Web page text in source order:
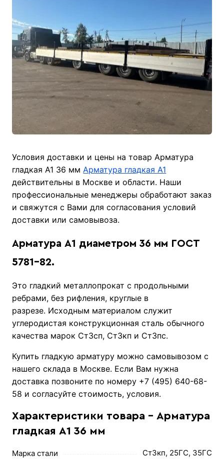
Условия доставки и цены на товар Арматура
гладкая А1 36 мм Арматура гладкая А1
действительны в Москве и области. Наши
профессиональные менеджеры обработают заказ
и свяжутся с Вами для согласования условий
доставки или самовывоза.
Арматура А1 диаметром 36 мм ГОСТ
5781-82.
Это гладкий металлопрокат с продольными
ребрами, без рифления, круглые в
разрезе. Исходным материалом служит
углеродистая конструкционная сталь обычного
качества марок Ст3сп, Ст3кп и Ст3пс.
Купить гладкую арматуру можно самовывозом с
нашего склада в Москве. Если Вам нужна
доставка позвоните по номеру +7 (495) 640-68-
58 и согласуйте стоимость, условия.
Характеристики товара - Арматура
гладкая А1 36 мм
Марка стали Ст3кп, 25ГС, 35ГС